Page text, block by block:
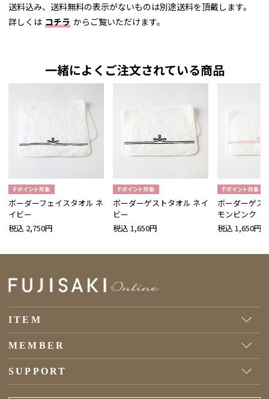
送料込み、送料無料の表示がないものは別途送料を頂戴します。
詳しくは コチラ からご覧いただけます。
一緒によくご注文されている商品
ボーダーフェイスタオル ネ
イビー
税込 2,750円
ボーダーゲストタオル ネイ
ビー
税込 1,650円
ボーダーゲス
モンピンク
税込 1,650円
ITEM
MEMBER
SUPPORT